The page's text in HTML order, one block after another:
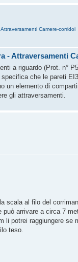
Camere-corridoi
- Attraversamenti
a riguardo (Prot. n°
che le pareti
un elemento di
gli attraversamenti.
scala al filo del
può arrivare a circa 7
li potrei raggiungere se
teso.